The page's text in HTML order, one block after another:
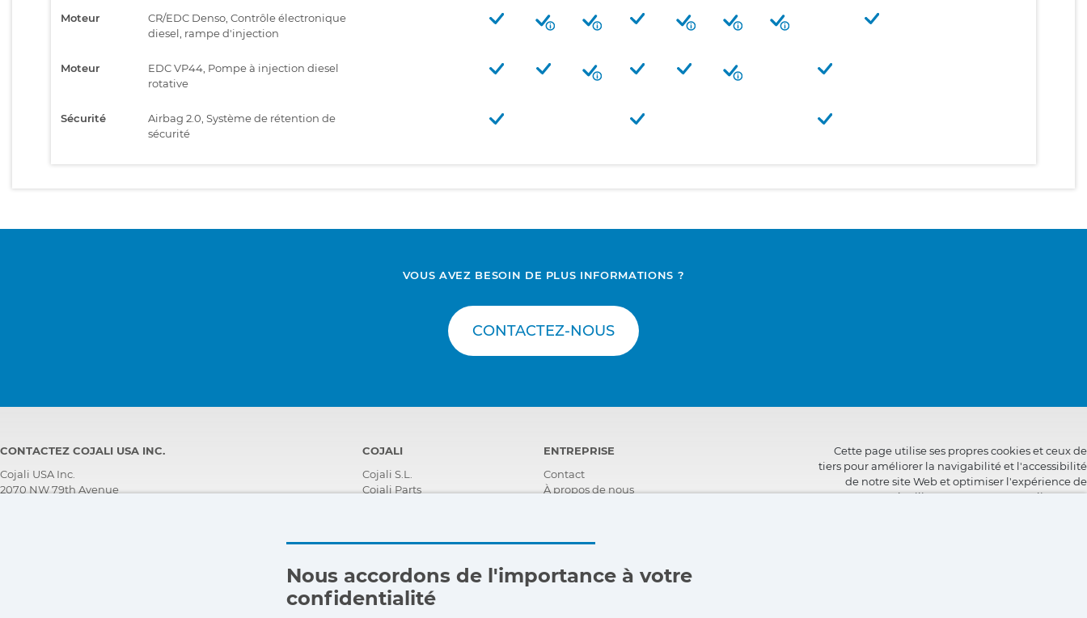
Moteur
CR/EDC Denso, Contrôle électronique
diesel, rampe d'injection
Moteur
EDC VP44, Pompe à injection diesel
rotative
Sécurité
Airbag 2.0, Système de rétention de
sécurité
VOUS AVEZ BESOIN DE PLUS INFORMATIONS ?
CONTACTEZ-NOUS
CONTACTEZ COJALI USA INC.
Cojali USA Inc.
2070 NW 79th Avenue
COJALI
Cojali S.L.
Cojali Parts
ENTREPRISE
Contact
À propos de nous
Devenir distributeur
Nouveautés
Cette page utilise ses propres cookies et ceux de
tiers pour améliorer la navigabilité et l'accessibilité
de notre site Web et optimiser l'expérience de
l'utilisateur. Vous pouvez cliquer sur
Nous accordons de l'importance à votre
confidentialité